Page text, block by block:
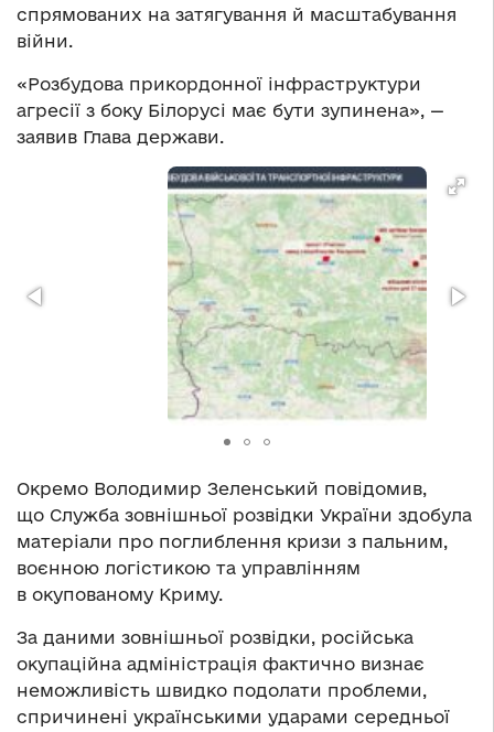
спрямованих на затягування й масштабування
війни.
«Розбудова прикордонної інфраструктури
агресії з боку Білорусі має бути зупинена», —
заявив Глава держави.
Окремо Володимир Зеленський повідомив,
що Служба зовнішньої розвідки України здобула
матеріали про поглиблення кризи з пальним,
воєнною логістикою та управлінням
в окупованому Криму.
За даними зовнішньої розвідки, російська
окупаційна адміністрація фактично визнає
неможливість швидко подолати проблеми,
спричинені українськими ударами середньої